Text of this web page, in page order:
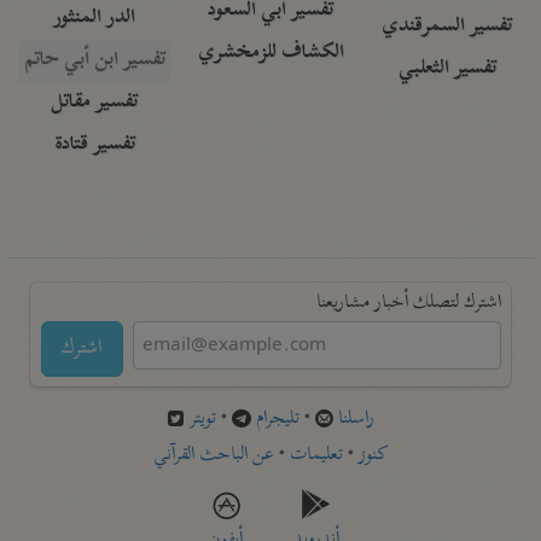
تفسير السمرقندي
تفسير الثعلبي
تفسير أبي السعود
الكشاف للزمخشري
الدر المنثور
تفسير ابن أبي حاتم
تفسير مقاتل
تفسير قتادة
اشترك لتصلك أخبار مشاريعنا
اشترك
راسلنا •تليجرام •تويتر
كنوز•تعليمات •عن الباحث القرآني